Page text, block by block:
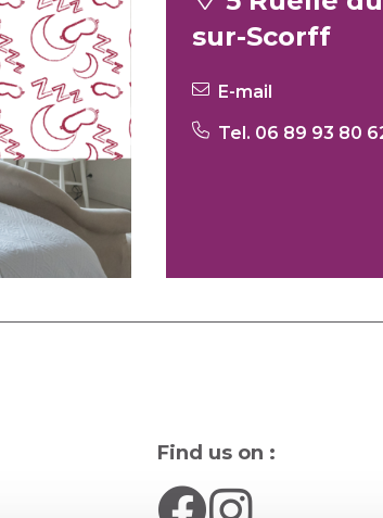
sur-Scorff
E-mail
Tel. 06 89 93 80
Find us on :